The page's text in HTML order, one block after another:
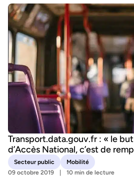
Transport.data.gouv.fr : « le
d’Accès National, c’est de
Secteur public
Mobilité
09 octobre 2019
10 min de lecture